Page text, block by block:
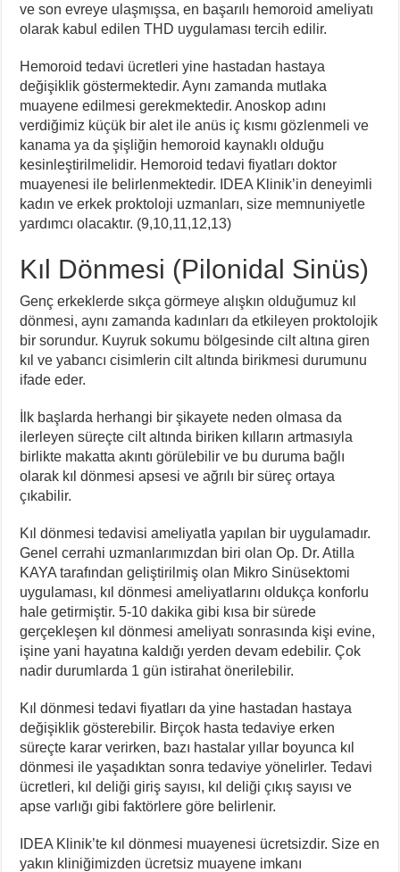
ve son evreye ulaşmışsa, en başarılı hemoroid ameliyatı
olarak kabul edilen THD uygulaması tercih edilir.
Hemoroid tedavi ücretleri yine hastadan hastaya
değişiklik göstermektedir. Aynı zamanda mutlaka
muayene edilmesi gerekmektedir. Anoskop adını
verdiğimiz küçük bir alet ile anüs iç kısmı gözlenmeli ve
kanama ya da şişliğin hemoroid kaynaklı olduğu
kesinleştirilmelidir. Hemoroid tedavi fiyatları doktor
muayenesi ile belirlenmektedir. IDEA Klinik’in deneyimli
kadın ve erkek proktoloji uzmanları, size memnuniyetle
yardımcı olacaktır. (9,10,11,12,13)
Kıl Dönmesi (Pilonidal Sinüs)
Genç erkeklerde sıkça görmeye alışkın olduğumuz kıl
dönmesi, aynı zamanda kadınları da etkileyen proktolojik
bir sorundur. Kuyruk sokumu bölgesinde cilt altına giren
kıl ve yabancı cisimlerin cilt altında birikmesi durumunu
ifade eder.
İlk başlarda herhangi bir şikayete neden olmasa da
ilerleyen süreçte cilt altında biriken kılların artmasıyla
birlikte makatta akıntı görülebilir ve bu duruma bağlı
olarak kıl dönmesi apsesi ve ağrılı bir süreç ortaya
çıkabilir.
Kıl dönmesi tedavisi ameliyatla yapılan bir uygulamadır.
Genel cerrahi uzmanlarımızdan biri olan Op. Dr. Atilla
KAYA tarafından geliştirilmiş olan Mikro Sinüsektomi
uygulaması, kıl dönmesi ameliyatlarını oldukça konforlu
hale getirmiştir. 5-10 dakika gibi kısa bir sürede
gerçekleşen kıl dönmesi ameliyatı sonrasında kişi evine,
işine yani hayatına kaldığı yerden devam edebilir. Çok
nadir durumlarda 1 gün istirahat önerilebilir.
Kıl dönmesi tedavi fiyatları da yine hastadan hastaya
değişiklik gösterebilir. Birçok hasta tedaviye erken
süreçte karar verirken, bazı hastalar yıllar boyunca kıl
dönmesi ile yaşadıktan sonra tedaviye yönelirler. Tedavi
ücretleri, kıl deliği giriş sayısı, kıl deliği çıkış sayısı ve
apse varlığı gibi faktörlere göre belirlenir.
IDEA Klinik’te kıl dönmesi muayenesi ücretsizdir. Size en
yakın kliniğimizden ücretsiz muayene imkanı